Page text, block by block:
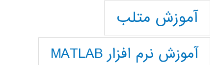
آموزش متلب
آموزش نرم افزار MATLAB